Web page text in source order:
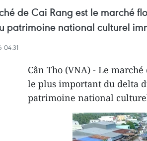
de Cai Rang est le marché
patrimoine national culturel
04:31
Cân Tho (VNA) - Le
le plus important du delta
patrimoine national